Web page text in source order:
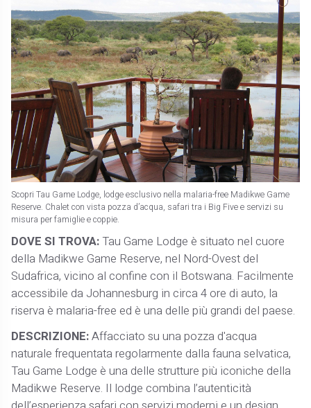
Scopri Tau Game Lodge, lodge esclusivo nella malaria-free Madikwe Game
Reserve. Chalet con vista pozza d’acqua, safari tra i Big Five e servizi su
misura per famiglie e coppie.
DOVE SI TROVA: Tau Game Lodge è situato nel cuore
della Madikwe Game Reserve, nel Nord-Ovest del
Sudafrica, vicino al confine con il Botswana. Facilmente
accessibile da Johannesburg in circa 4 ore di auto, la
riserva è malaria-free ed è una delle più grandi del paese.
DESCRIZIONE:Affacciato su una pozza d'acqua
naturale frequentata regolarmente dalla fauna selvatica,
Tau Game Lodge è una delle strutture più iconiche della
Madikwe Reserve. Il lodge combina l’autenticità